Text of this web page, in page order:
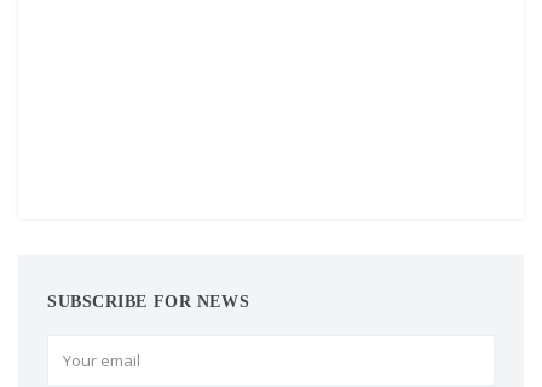
SUBSCRIBE FOR NEWS